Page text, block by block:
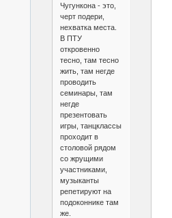
Чугункона - это,
черт подери,
нехватка места.
В ПТУ
откровенно
тесно, там тесно
жить, там негде
проводить
семинары, там
негде
презентовать
игры, танцклассы
проходит в
столовой рядом
со жрущими
участниками,
музыканты
репетируют на
подоконнике там
же.